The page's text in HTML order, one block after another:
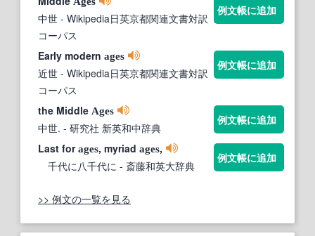
中世 - Wikipedia日英京都関連文書対訳
コーパス
例文帳に追加
Early modern ages
近世 - Wikipedia日英京都関連文書対訳
コーパス
例文帳に追加
the Middle Ages
中世. - 研究社 新英和中辞典
例文帳に追加
Last forages, myriad ages,
千代に八千代に - 斎藤和英大辞典
例文帳に追加
>> 例文の一覧を見る